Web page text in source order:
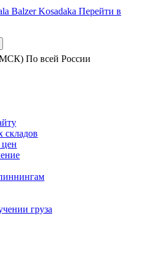
BalzerKosadaka Перейти в
По всей России
складов
груза